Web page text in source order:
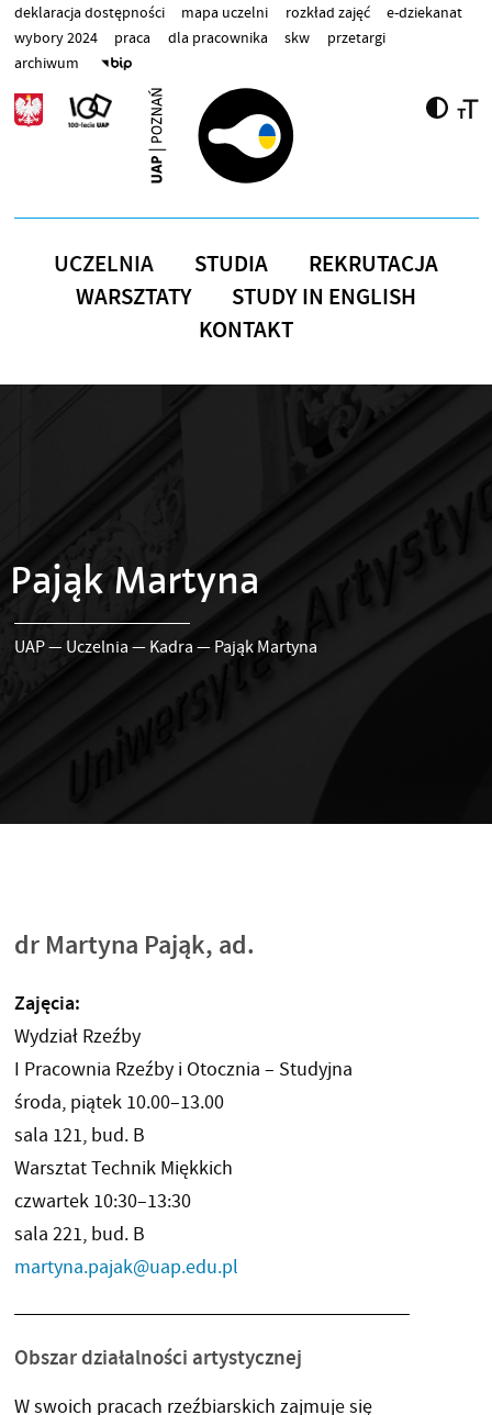
Przejdź do treści
deklaracja dostępności mapa uczelni rozkład zajęć
e-dziekanat
wybory 2024
praca dla pracownika skw
przetargi
archiwum
UCZELNIA STUDIA
REKRUTACJA
WARSZTATY
STUDY IN ENGLISH
KONTAKT
Pająk Martyna
UAP— Uczelnia — Kadra — Pająk Martyna
dr Martyna Pająk, ad.
Zajęcia:
Wydział Rzeźby
I Pracownia Rzeźby i Otocznia – Studyjna
środa, piątek 10.00–13.00
sala 121, bud. B
Warsztat Technik Miękkich
czwartek 10:30–13:30
sala 221, bud. B
martyna.pajak@uap.edu.pl
Obszar działalności artystycznej
W swoich pracach rzeźbiarskich zajmuje się